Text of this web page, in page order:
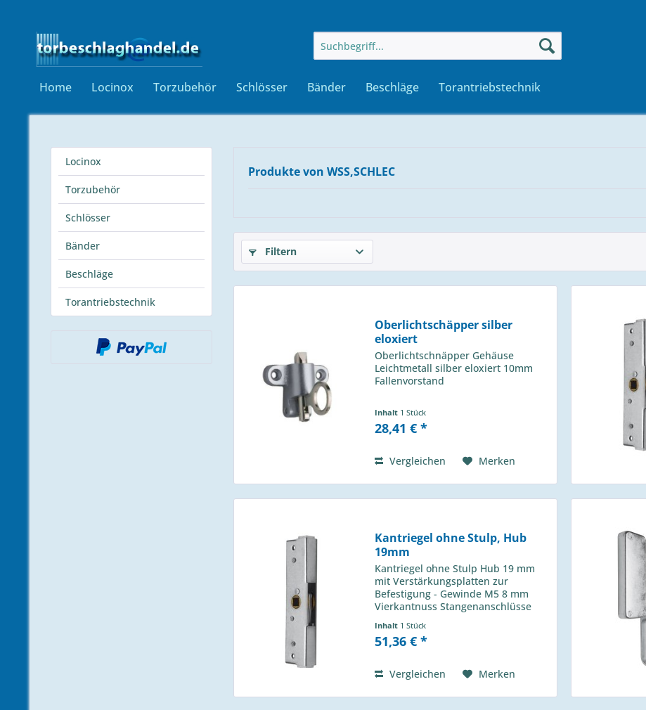
Home Locinox Torzubehör Schlösser Bänder Beschläge Torantriebstechnik
Locinox
Torzubehör
Schlösser
Bänder
Beschläge
Torantriebstechnik
Produkte von WSS,SCHLEC
Filtern
Oberlichtschäpper silber
eloxiert
Oberlichtschnäpper Gehäuse
Leichtmetall silber eloxiert 10mm
Fallenvorstand
Inhalt 1 Stück
28,41 € *
Vergleichen Merken
Kantriegel ohne Stulp, Hub
19mm
Kantriegel ohne Stulp Hub 19 mm
mit Verstärkungsplatten zur
Befestigung - Gewinde M5 8 mm
Vierkantnuss Stangenanschlüsse
für Gewinde M5 galvanisch verzinkt
Inhalt 1 Stück
51,36 € *
Vergleichen Merken